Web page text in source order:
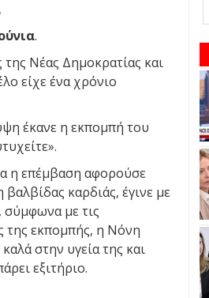
.
Νέας Δημοκρατίας και
είχε ένα χρόνιο
έκανε η εκπομπή του
η επέμβαση αφορούσε
καρδιάς, έγινε με
σύμφωνα με τις
της εκπομπής, η Νόνη
στην υγεία της και
εξιτήριο.